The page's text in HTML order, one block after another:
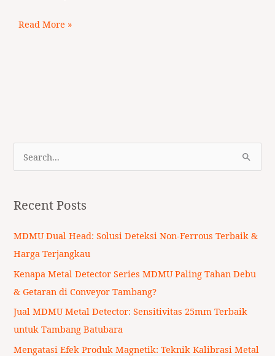
Read More »
r
c
h
:
Recent Posts
MDMU Dual Head: Solusi Deteksi Non-Ferrous Terbaik &
Harga Terjangkau
Kenapa Metal Detector Series MDMU Paling Tahan Debu
& Getaran di Conveyor Tambang?
Jual MDMU Metal Detector: Sensitivitas 25mm Terbaik
untuk Tambang Batubara
Mengatasi Efek Produk Magnetik: Teknik Kalibrasi Metal